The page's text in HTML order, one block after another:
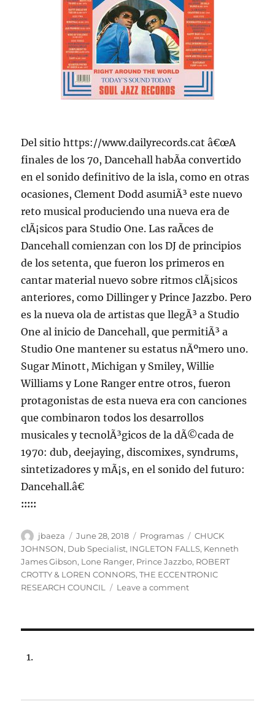
Del sitio https://www.dailyrecords.cat â€œA
finales de los 70, Dancehall habÃ­a convertido
en el sonido definitivo de la isla, como en otras
ocasiones, Clement Dodd asumiÃ³ este nuevo
reto musical produciendo una nueva era de
clÃ¡sicos para Studio One. Las raÃ­ces de
Dancehall comienzan con los DJ de principios
de los setenta, que fueron los primeros en
cantar material nuevo sobre ritmos clÃ¡sicos
anteriores, como Dillinger y Prince Jazzbo. Pero
es la nueva ola de artistas que llegÃ³ a Studio
One al inicio de Dancehall, que permitiÃ³ a
Studio One mantener su estatus nÃºmero uno.
Sugar Minott, Michigan y Smiley, Willie
Williams y Lone Ranger entre otros, fueron
protagonistas de esta nueva era con canciones
que combinaron todos los desarrollos
musicales y tecnolÃ³gicos de la dÃ©cada de
1970: dub, deejaying, discomixes, syndrums,
sintetizadores y mÃ¡s, en el sonido del futuro:
Dancehall.â€
:::::
Author
jbaeza
Posted
on
June 28, 2018 Categories
Programas Tags
CHUCK
JOHNSON, Dub Specialist, INGLETON FALLS, Kenneth
James Gibson, Lone Ranger, Prince Jazzbo, ROBERT
CROTTY & LOREN CONNORS,THE ECCENTRONIC
RESEARCH COUNCIL
Leave a commenton